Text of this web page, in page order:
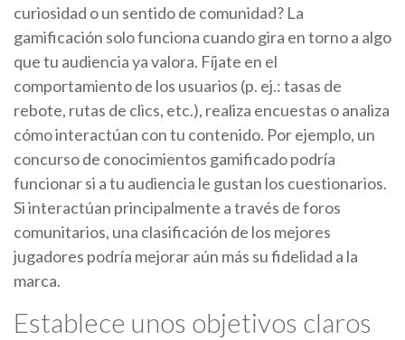
curiosidad o un sentido de comunidad? La
gamificación solo funciona cuando gira en torno a algo
que tu audiencia ya valora. Fíjate en el
comportamiento de los usuarios (p. ej.: tasas de
rebote, rutas de clics, etc.), realiza encuestas o analiza
cómo interactúan con tu contenido. Por ejemplo, un
concurso de conocimientos gamificado podría
funcionar si a tu audiencia le gustan los cuestionarios.
Si interactúan principalmente a través de foros
comunitarios, una clasificación de los mejores
jugadores podría mejorar aún más su fidelidad a la
marca.
Establece unos objetivos claros